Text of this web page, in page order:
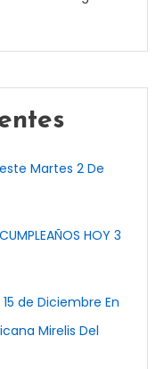
Martes 2 De
HOY 3
de Diciembre En
Mirelis Del